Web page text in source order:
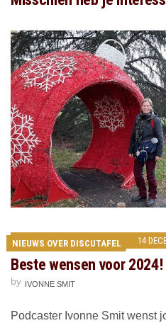
NIEUWS OVER DISCUTAFEL 14
Beste wensen voor 2024!
by IVONNE SMIT
Podcaster Ivonne Smit wenst